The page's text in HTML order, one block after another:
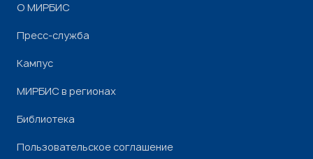
О МИРБИС
Пресс-служба
Кампус
МИРБИС в регионах
Библиотека
Пользовательское соглашение